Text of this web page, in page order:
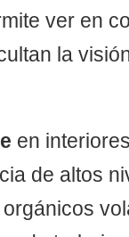
ver en
la
en
de altos